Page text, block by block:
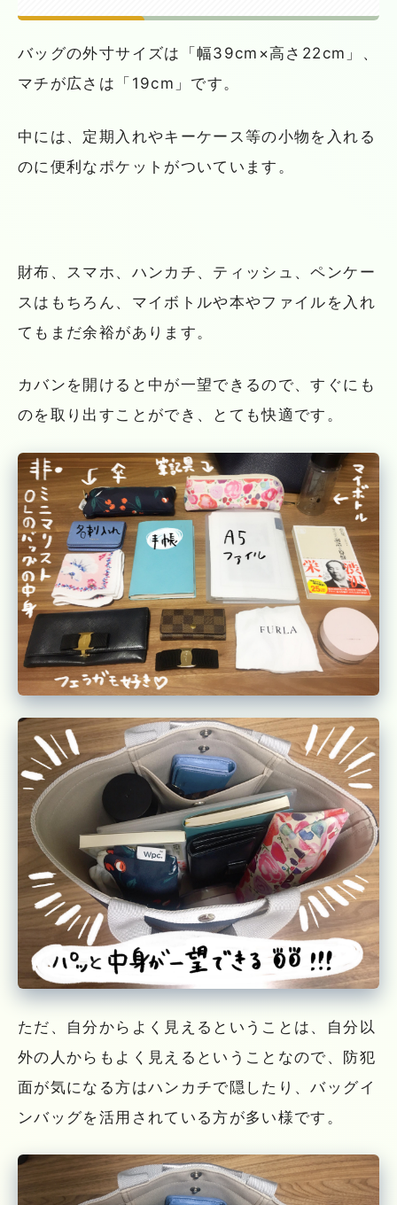
バッグの外寸サイズは「幅39cm×高さ22cm」、
マチが広さは「19cm」です。
中には、定期入れやキーケース等の小物を入れる
のに便利なポケットがついています。
財布、スマホ、ハンカチ、ティッシュ、ペンケー
スはもちろん、マイボトルや本やファイルを入れ
てもまだ余裕があります。
カバンを開けると中が一望できるので、すぐにも
のを取り出すことができ、とても快適です。
ただ、自分からよく見えるということは、自分以
外の人からもよく見えるということなので、防犯
面が気になる方はハンカチで隠したり、バッグイ
ンバッグを活用されている方が多い様です。